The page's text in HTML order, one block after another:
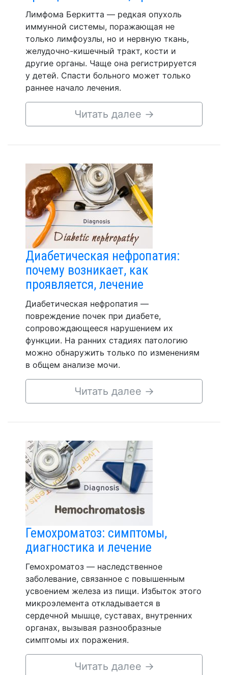
Лимфома Беркитта — редкая опухоль
иммунной системы, поражающая не
только лимфоузлы, но и нервную ткань,
желудочно-кишечный тракт, кости и
другие органы. Чаще она регистрируется
у детей. Спасти больного может только
раннее начало лечения.
Читать далее →
Диабетическая нефропатия:
почему возникает, как
проявляется, лечение
Диабетическая нефропатия —
повреждение почек при диабете,
сопровождающееся нарушением их
функции. На ранних стадиях патологию
можно обнаружить только по изменениям
в общем анализе мочи.
Читать далее →
Гемохроматоз: симптомы,
диагностика и лечение
Гемохроматоз — наследственное
заболевание, связанное с повышенным
усвоением железа из пищи. Избыток этого
микроэлемента откладывается в
сердечной мышце, суставах, внутренних
органах, вызывая разнообразные
симптомы их поражения.
Читать далее →